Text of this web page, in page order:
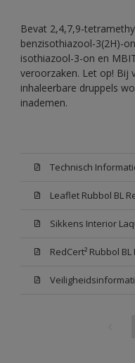
Bevat 2,4,7,9-
benzisothiazool-3(2H)-
isothiazool-3-on en
veroorzaken. Let op! Bij
inhaleerbare druppels
inademen.
Leaflet Rubbol BL
RedCert² Rubbol